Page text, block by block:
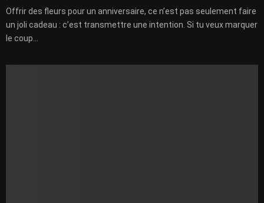
Offrir des fleurs pour un anniversaire, ce n’est pas seulement faire
un joli cadeau : c’est transmettre une intention. Si tu veux marquer
le coup...